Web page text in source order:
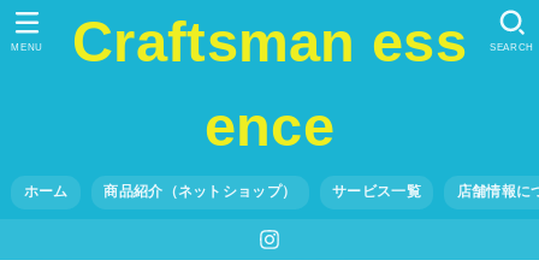
Craftsman ess
ence
ホーム 商品紹介（ネットショップ） サービス一覧 店舗情報に
SEARCH
MENU